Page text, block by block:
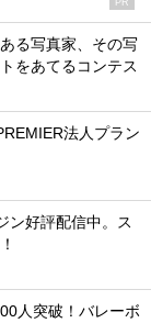
る写真家、その写
をあてるコンテス
法人プラン
ン好評配信中。ス
人突破！バレーボ